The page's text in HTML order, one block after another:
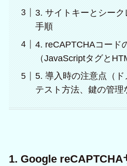
3. サイトキーとシー
手順
4. reCAPTCHAコード
（JavaScriptタグと
5. 導入時の注意点（ド
テスト方法、鍵の管理
1. Google reCAPTCHA